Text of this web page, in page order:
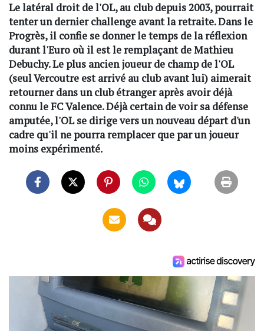
Le latéral droit de l'OL, au club depuis 2003, pourrait
tenter un dernier challenge avant la retraite. Dans le
Progrès, il confie se donner le temps de la réflexion
durant l'Euro où il est le remplaçant de Mathieu
Debuchy. Le plus ancien joueur de champ de l'OL
(seul Vercoutre est arrivé au club avant lui) aimerait
retourner dans un club étranger après avoir déjà
connu le FC Valence. Déjà certain de voir sa défense
amputée, l'OL se dirige vers un nouveau départ d'un
cadre qu'il ne pourra remplacer que par un joueur
moins expérimenté.